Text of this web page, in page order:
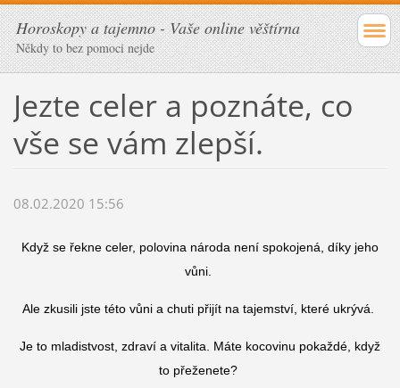
Horoskopy a tajemno - Vaše online věštírna
Někdy to bez pomoci nejde
Jezte celer a poznáte, co
vše se vám zlepší.
08.02.2020 15:56
Když se řekne celer, polovina národa není spokojená, díky jeho
vůni.
Ale zkusili jste této vůni a chuti přijít na tajemství, které ukrývá.
Je to mladistvost, zdraví a vitalita. Máte kocovinu pokaždé, když
to přeženete?